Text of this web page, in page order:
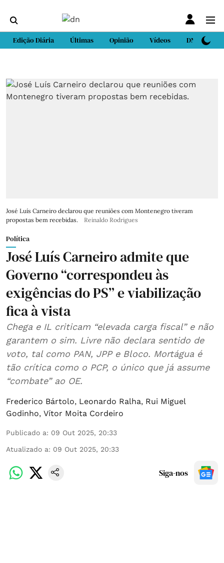
Edição Diária Últimas Opinião Vídeos DN Sport
José Luís Carneiro declarou que reuniões com Montenegro tiveram
propostas bem recebidas.
Reinaldo Rodrigues
Política
José Luís Carneiro admite que
Governo “correspondeu às
exigências do PS” e viabilização
fica à vista
Chega e IL criticam “elevada carga fiscal” e não
garantem o sim. Livre não declara sentido de
voto, tal como PAN, JPP e Bloco. Mortágua é
tão crítica como o PCP, o único que já assume
“combate” ao OE.
Frederico Bártolo, Leonardo Ralha, Rui Miguel
Godinho, Vítor Moita Cordeiro
Publicado a: 09 Out 2025, 20:33
Atualizado a: 09 Out 2025, 20:33
Siga-nos